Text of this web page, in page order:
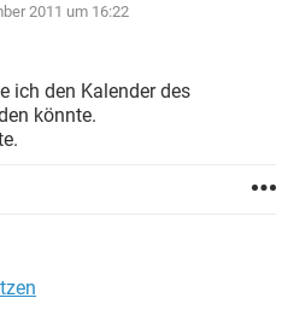
HARDWARE
IOS
TIKTOK
INSTAGRAM
2011 um 16:22
ich den Kalender des
könnte.